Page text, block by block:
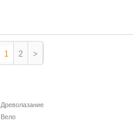
1 2 >
Древолазание
Вело